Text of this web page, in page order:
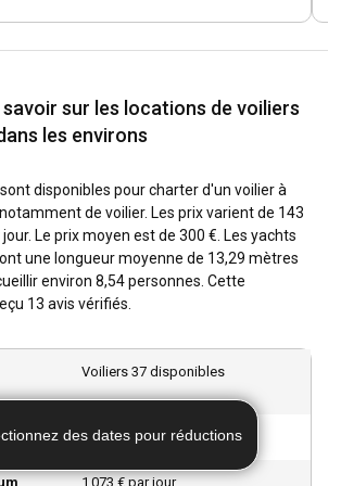
locale à Punat est aussi simple que de
les restaurants de fruits de mer offrent un
gastronomique de Punat.
principales attractions et activités
Punat ?
en plein air peuvent profiter de la randonnée
de Punat, tandis que les eaux cristallines
la plongée en apnée et la plongée sous-
et stalagmites envoûtantes de la grotte de
meilleurs marinas et mouillages à
savoir sur les locations de voiliers
les environs
disponibles pour charter d'un voilier à
de voilier. Les prix varient de 143
Le prix moyen est de 300 €. Les yachts
une longueur moyenne de 13,29 mètres
environ 8,54 personnes. Cette
13 avis vérifiés.
Voiliers 37 disponibles
143 € par jour
1 073 € par jour
des dates pour réductions